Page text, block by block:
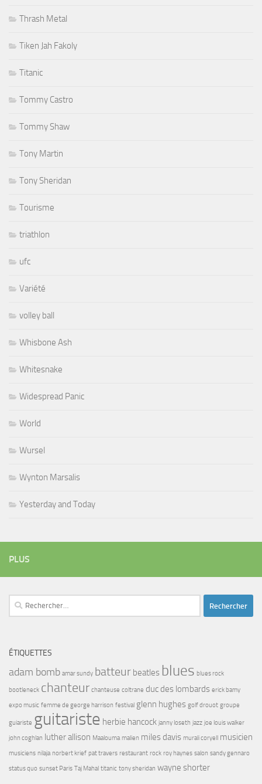
Thrash Metal
Tiken Jah Fakoly
Titanic
Tommy Castro
Tommy Shaw
Tony Martin
Tony Sheridan
Tourisme
triathlon
ufc
Variété
volley ball
Whisbone Ash
Whitesnake
Widespread Panic
World
Wursel
Wynton Marsalis
Yesterday and Today
PLUS
Rechercher :
ÉTIQUETTES
adam bomb amar sundy batteur beatles blues blues rock
bootleneck chanteur chanteuse coltrane duc des lombards erick bamy
expo music femme de george harrison festival glenn hughes golf drouot groupe
guiariste guitariste herbie hancock janny loseth jazz joe louis walker
john coghlan luther allison Maalouma malien miles davis murali coryell musicien
musiciens nilaja norbert krief pat travers restaurant rock roy haynes salon sandy gennaro
status quo sunset Paris Taj Mahal titanic tony sheridan wayne shorter